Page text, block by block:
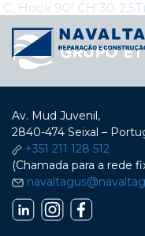
Navegação
nos
Posts
C_Hook 90º CH 30-2,5
Av. Mud Juvenil,
2840-474 Seixal –
+351 211 128 512
(Chamada para a rede